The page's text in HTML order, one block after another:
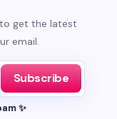
get the latest
email.
Subscribe
✨